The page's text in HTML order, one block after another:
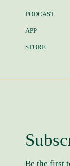
PODCAST
APP
STORE
Be the first